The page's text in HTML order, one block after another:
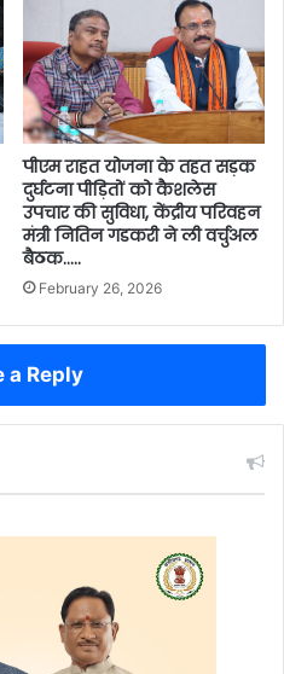
पीएम राहत योजना के तहत सड़क
दुर्घटना पीड़ितों को कैशलेस
उपचार की सुविधा, केंद्रीय परिवहन
मंत्री नितिन गडकरी ने ली वर्चुअल
बैठक…..
February 26, 2026
a Reply